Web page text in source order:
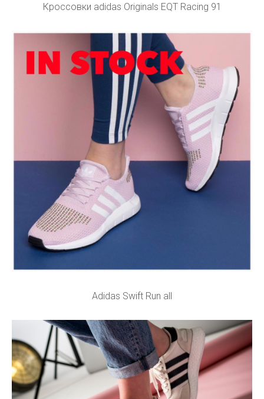
Кроссовки adidas Originals EQT Racing 91
Adidas Swift Run all